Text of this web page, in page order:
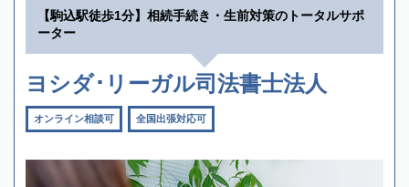
【駒込駅徒歩1分】相続手続き・生前対策のトータルサポ
ーター
ヨシダ･リーガル司法書士法人
オンライン相談可 全国出張対応可